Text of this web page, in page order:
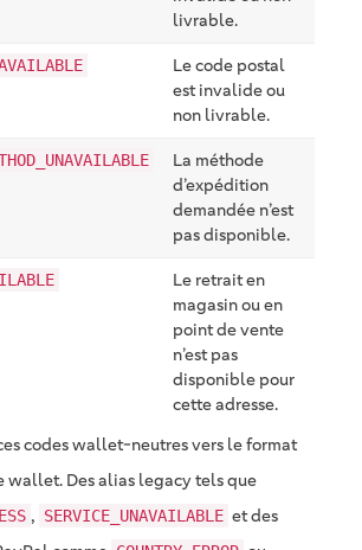
livrable.
Le code postal
est invalide ou
non livrable.
La méthode
d’expédition
demandée n’est
pas disponible.
Le retrait en
magasin ou en
point de vente
n’est pas
disponible pour
cette adresse.
codes wallet-neutres vers le format
wallet. Des alias legacy tels que
, SERVICE_UNAVAILABLE et des